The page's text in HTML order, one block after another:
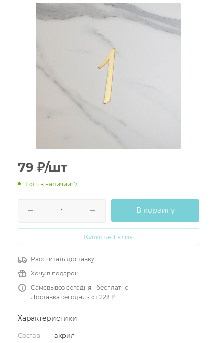
79 ₽/шт
Есть в наличии: 7
В корзину
Купить в 1 клик
Рассчитать доставку
Хочу в подарок
Самовывоз сегодня - бесплатно
Доставка сегодня - от 228 ₽
Характеристики
Состав — акрил